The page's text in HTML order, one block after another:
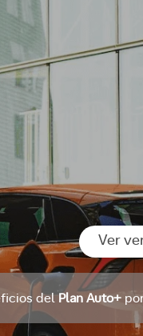
delPlan Auto+
Ver